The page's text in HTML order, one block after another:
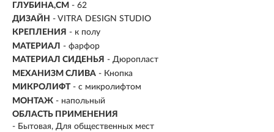
ГЛУБИНА,СМ - 62
ДИЗАЙН - VITRA DESIGN STUDIO
КРЕПЛЕНИЯ - к полу
МАТЕРИАЛ - фарфор
МАТЕРИАЛ СИДЕНЬЯ - Дюропласт
МЕХАНИЗМ СЛИВА - Кнопка
МИКРОЛИФТ - с микролифтом
МОНТАЖ - напольный
ОБЛАСТЬ ПРИМЕНЕНИЯ
- Бытовая, Для общественных мест